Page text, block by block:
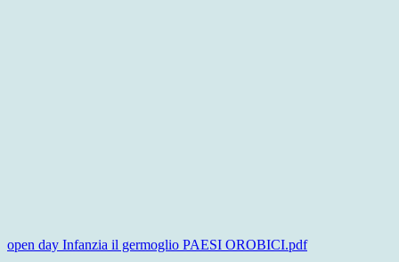
open day Infanzia il germoglio PAESI OROBICI.pdf